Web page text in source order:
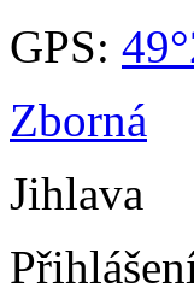
GPS:
Zborná
Jihlava